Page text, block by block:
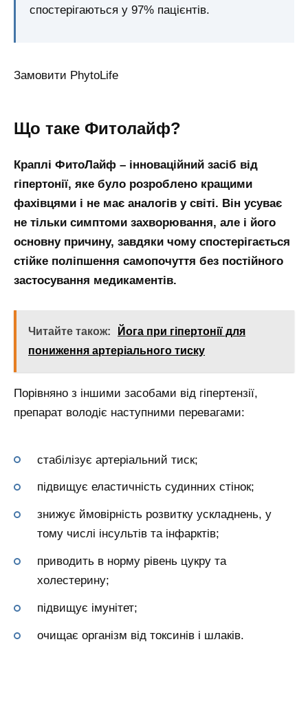
спостерігаються у 97% пацієнтів.
Замовити PhytoLife
Що таке Фитолайф?
Краплі ФитоЛайф – інноваційний засіб від
гіпертонії, яке було розроблено кращими
фахівцями і не має аналогів у світі. Він усуває
не тільки симптоми захворювання, але і його
основну причину, завдяки чому спостерігається
стійке поліпшення самопочуття без постійного
застосування медикаментів.
Читайте також:
Йога при гіпертонії для
пониження артеріального тиску
Порівняно з іншими засобами від гіпертензії,
препарат володіє наступними перевагами:
стабілізує артеріальний тиск;
підвищує еластичність судинних стінок;
знижує ймовірність розвитку ускладнень, у
тому числі інсультів та інфарктів;
приводить в норму рівень цукру та
холестерину;
підвищує імунітет;
очищає організм від токсинів і шлаків.